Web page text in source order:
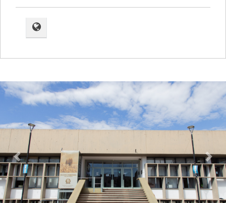
Previous Next